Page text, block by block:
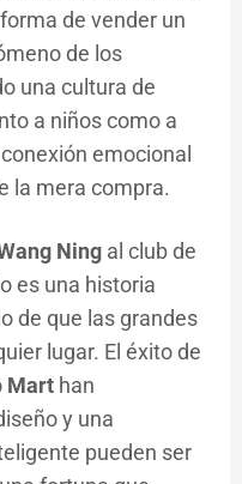
de vender un
de los
una cultura de
a niños como a
emocional
la mera compra.
Ning al club de
es una historia
de que las grandes
lugar. El éxito de
Mart han
y una
pueden ser